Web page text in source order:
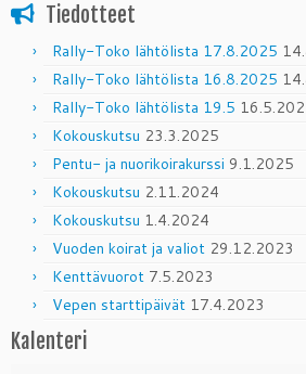
Tiedotteet
Rally-Toko lähtölista 17.8.2025
Rally-Toko lähtölista 16.8.2025
Rally-Toko lähtölista 19.5
Kokouskutsu 23.3.2025
Pentu- ja nuorikoirakurssi 9.1.2025
Kokouskutsu 2.11.2024
Kokouskutsu 1.4.2024
Vuoden koirat ja valiot 29.12.2023
Kenttävuorot 7.5.2023
Vepen starttipäivät 17.4.2023
Kalenteri